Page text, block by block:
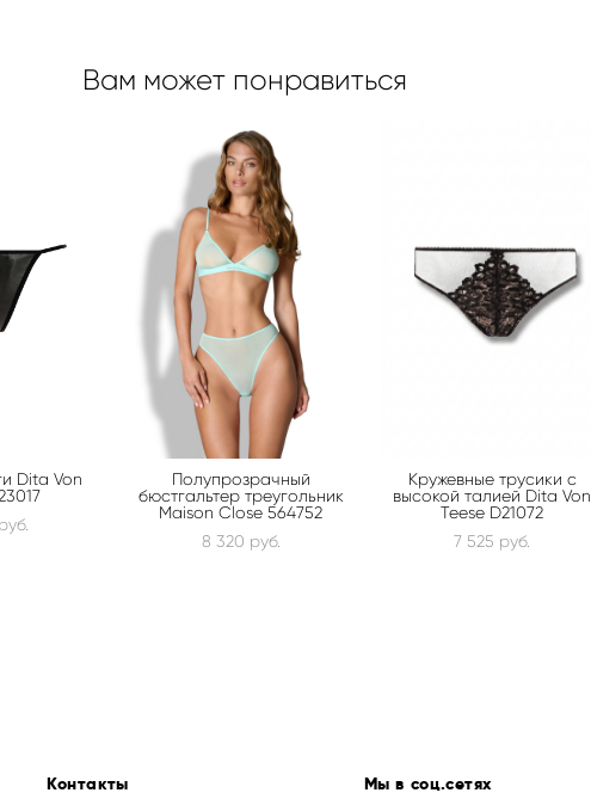
Вам может понравиться
Dita Von
Полупрозрачный
бюстгальтер треугольник
Maison Close 564752
8 320 pуб.
Кружевные трусики с
высокой талией Dita Von
Teese D21072
7 525 pуб.
Контакты Мы в соц.сетях